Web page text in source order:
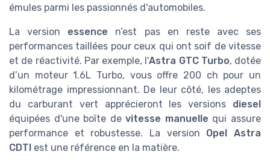
émules parmi les passionnés d'automobiles.
La version essence n’est pas en reste avec ses
performances taillées pour ceux qui ont soif de vitesse
et de réactivité. Par exemple, l'Astra GTC Turbo, dotée
d’un moteur 1.6L Turbo, vous offre 200 ch pour un
kilométrage impressionnant. De leur côté, les adeptes
du carburant vert apprécieront les versions diesel
équipées d'une boîte devitesse manuelle qui assure
performance et robustesse. La version Opel Astra
CDTI est une référence en la matière.